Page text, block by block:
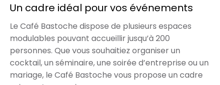
Un cadre idéal pour vos événements
Le Café Bastoche dispose de plusieurs espaces
modulables pouvant accueillir jusqu’à 200
personnes. Que vous souhaitiez organiser un
cocktail, un séminaire, une soirée d’entreprise ou un
mariage, le Café Bastoche vous propose un cadre